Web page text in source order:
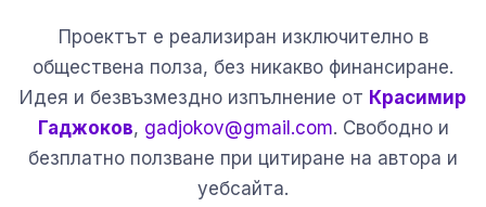
Проектът е реализиран изключително в
обществена полза, без никакво финансиране.
Идея и безвъзмездно изпълнение от Красимир
Гаджоков, gadjokov@gmail.com. Свободно и
безплатно ползване при цитиране на автора и
уебсайта.